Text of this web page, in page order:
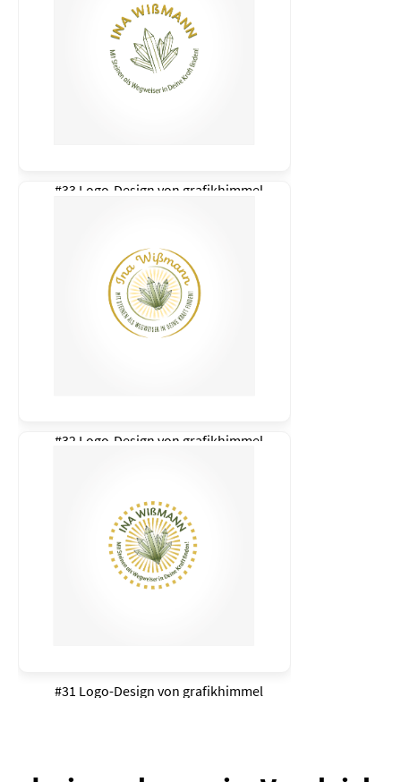
#33 Logo-Design von grafikhimmel
#32 Logo-Design von grafikhimmel
#31 Logo-Design von grafikhimmel